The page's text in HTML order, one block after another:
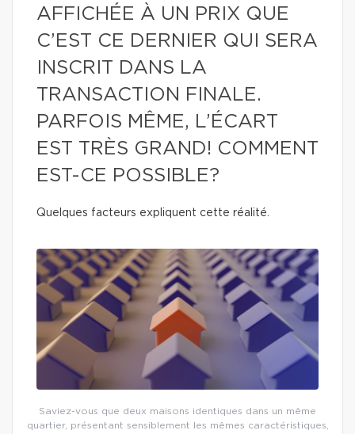
AFFICHÉE À UN PRIX QUE
C’EST CE DERNIER QUI SERA
INSCRIT DANS LA
TRANSACTION FINALE.
PARFOIS MÊME, L’ÉCART
EST TRÈS GRAND! COMMENT
EST-CE POSSIBLE?
Quelques facteurs expliquent cette réalité.
Saviez-vous que deux maisons identiques dans un même
quartier, présentant sensiblement les mêmes caractéristiques,